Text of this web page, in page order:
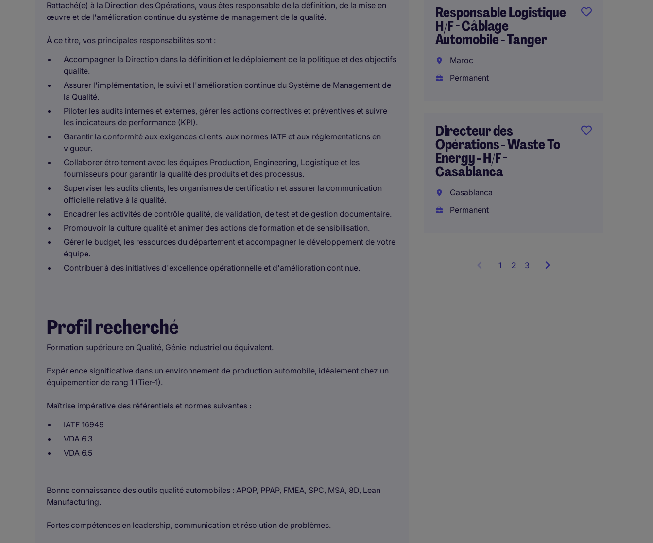
Rattaché(e) à la Direction des Opérations, vous êtes responsable de la définition, de la mise en
œuvre et de l'amélioration continue du système de management de la qualité.
À ce titre, vos principales responsabilités sont :
Accompagner la Direction dans la définition et le déploiement de la politique et des objectifs
qualité.
Assurer l'implémentation, le suivi et l'amélioration continue du Système de Management de
la Qualité.
Piloter les audits internes et externes, gérer les actions correctives et préventives et suivre
les indicateurs de performance (KPI).
Garantir la conformité aux exigences clients, aux normes IATF et aux réglementations en
vigueur.
Collaborer étroitement avec les équipes Production, Engineering, Logistique et les
fournisseurs pour garantir la qualité des produits et des processus.
Superviser les audits clients, les organismes de certification et assurer la communication
officielle relative à la qualité.
Encadrer les activités de contrôle qualité, de validation, de test et de gestion documentaire.
Promouvoir la culture qualité et animer des actions de formation et de sensibilisation.
Gérer le budget, les ressources du département et accompagner le développement de votre
équipe.
Contribuer à des initiatives d'excellence opérationnelle et d'amélioration continue.
Profil recherché
Formation supérieure en Qualité, Génie Industriel ou équivalent.
Expérience significative dans un environnement de production automobile, idéalement chez un
équipementier de rang 1 (Tier-1).
Maîtrise impérative des référentiels et normes suivantes :
IATF 16949
VDA 6.3
VDA 6.5
Bonne connaissance des outils qualité automobiles : APQP, PPAP, FMEA, SPC, MSA, 8D, Lean
Manufacturing.
Fortes compétences en leadership, communication et résolution de problèmes.
Responsable Logistique
H/F - Câblage
Automobile - Tanger
Maroc
Permanent
Directeur des
Opérations - Waste To
Energy - H/F -
Casablanca
Casablanca
Permanent
1 Showing
2 3